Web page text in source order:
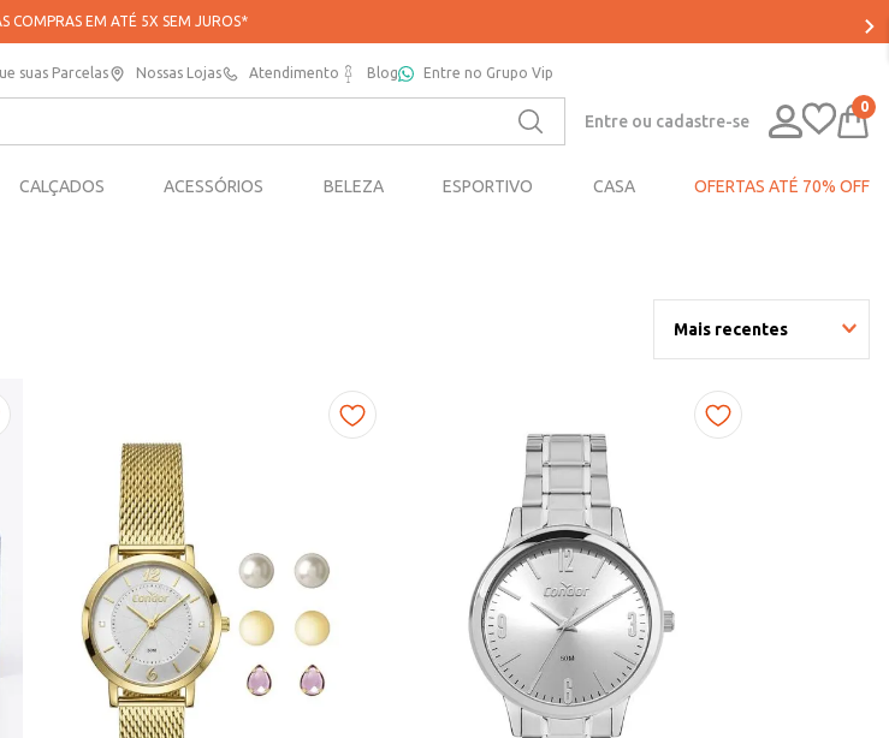
COMPRAS EM ATÉ 5X SEM JUROS*
suas Parcelas Nossas Lojas Atendimento Blog Entre no Grupo Vip
Entre ou cadastre-se
0
CALÇADOS ACESSÓRIOS BELEZA ESPORTIVO CASA OFERTAS ATÉ 70% OFF
Mais recentes